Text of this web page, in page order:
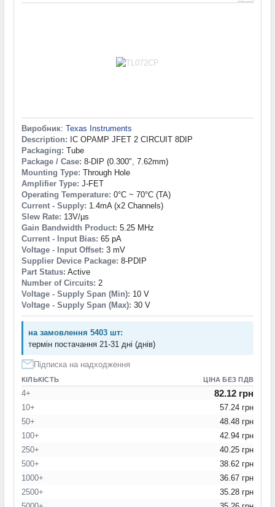
Виробник: Texas Instruments
Description: IC OPAMP JFET 2 CIRCUIT 8DIP
Packaging: Tube
Package / Case: 8-DIP (0.300", 7.62mm)
Mounting Type: Through Hole
Amplifier Type: J-FET
Operating Temperature: 0°C ~ 70°C (TA)
Current - Supply: 1.4mA (x2 Channels)
Slew Rate: 13V/µs
Gain Bandwidth Product: 5.25 MHz
Current - Input Bias: 65 pA
Voltage - Input Offset: 3 mV
Supplier Device Package: 8-PDIP
Part Status: Active
Number of Circuits: 2
Voltage - Supply Span (Min): 10 V
Voltage - Supply Span (Max): 30 V
на замовлення 5403 шт:
термін постачання 21-31 дні (днів)
Підписка на надходження
КІЛЬКІСТЬ ЦІНА БЕЗ ПДВ
4+ 82.12 грн
10+
57.24 грн
50+
48.48 грн
100+
42.94 грн
250+
40.25 грн
500+
38.62 грн
1000+
36.67 грн
2500+
35.28 грн